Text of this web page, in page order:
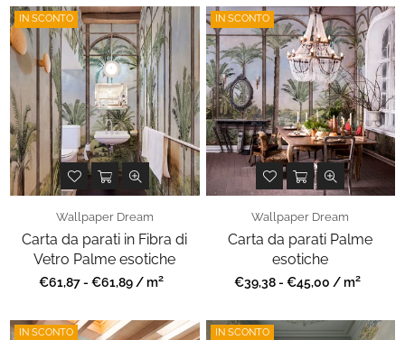
IN SCONTO
Wallpaper Dream
Carta da parati in Fibra di
Vetro Palme esotiche
Prezzo
€61,87 - €61,89 / m2
IN SCONTO
Wallpaper Dream
Carta da parati Palme
esotiche
Prezzo
€39,38 - €45,00 / m2
IN SCONTO IN SCONTO